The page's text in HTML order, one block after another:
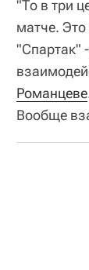
"То в три
матче. Это
"Спартак"
Романцеве
Вообще